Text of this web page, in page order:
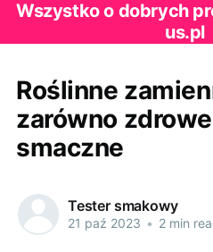
Wszystko o dobrych
us.pl
Roślinne
zarówno
smaczne
Tester smakowy
21 paź 2023 • 2 min